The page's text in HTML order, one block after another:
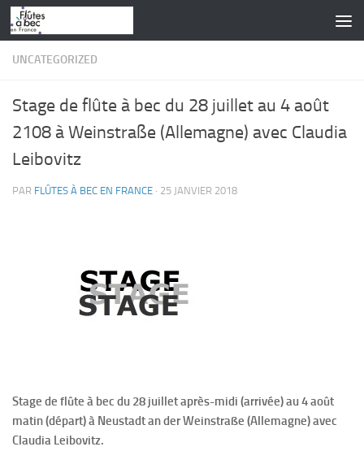
Skip to content
UNCATEGORIZED
Stage de flûte à bec du 28 juillet au 4 août
2108 à Weinstraße (Allemagne) avec Claudia
Leibovitz
PAR FLÛTES À BEC EN FRANCE · 25 JANVIER 2018
Stage de flûte à bec du 28 juillet après-midi (arrivée) au 4 août
matin (départ) à Neustadt an der Weinstraße (Allemagne)avec
Claudia Leibovitz.